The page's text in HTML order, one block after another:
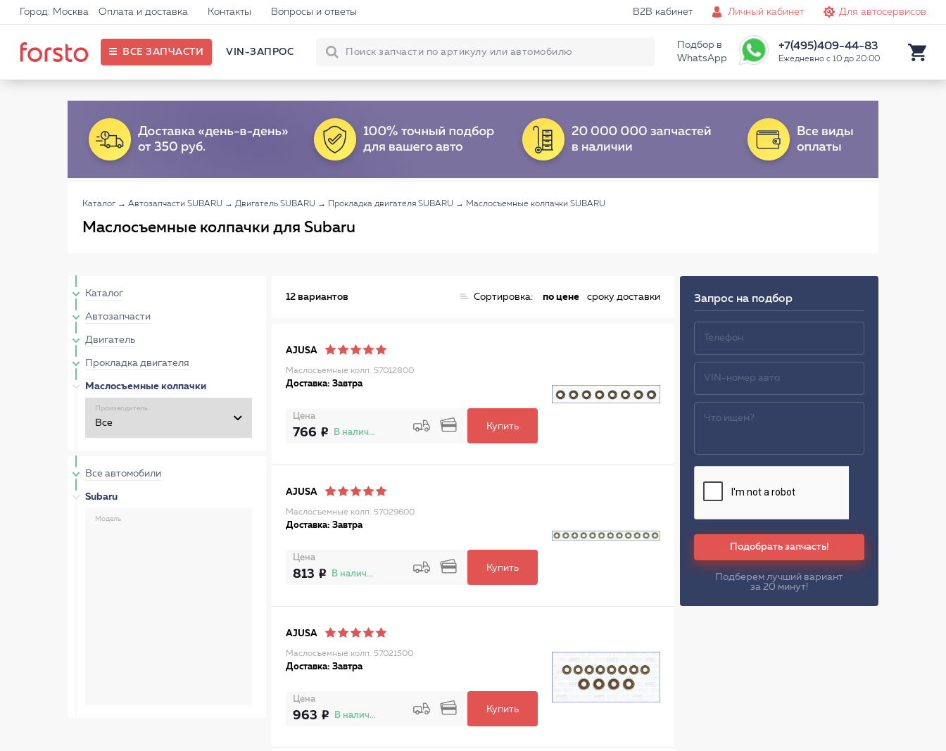
Город: Москва Оплата и доставка Контакты Вопросы и ответы B2B кабинет Личный кабинет Для автосервисов
ВСЕ ЗАПЧАСТИ VIN-ЗАПРОС
Подбор в
WhatsApp
+7(495)409-44-83
Ежедневно с 10 до 20:00
Каталог → Автозапчасти SUBARU → Двигатель SUBARU → Прокладка двигателя SUBARU → Маслосъемные колпачки SUBARU
Маслосъемные колпачки для Subaru
Каталог
Автозапчасти
Двигатель
Прокладка двигателя
Маслосъемные колпачки
Производитель
Все автомобили
Subaru
Модель
12 вариантов Сортировка: по цене сроку доставки
AJUSA
Маслосъемные колп. 57012800
Доставка: Завтра
Цена
766 В наличии
Купить
AJUSA
Маслосъемные колп. 57029600
Доставка: Завтра
Цена
813 В наличии
Купить
AJUSA
Маслосъемные колп. 57021500
Доставка: Завтра
Цена
963 В наличии
Купить
Запрос на подбор
Подобрать запчасть!
Подберем лучший вариант
за 20 минут!